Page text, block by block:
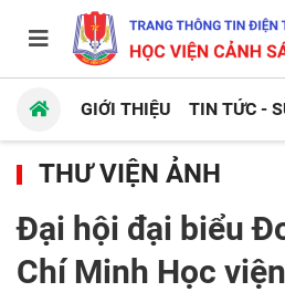
GIỚI THIỆU TIN TỨC -
THƯ VIỆN ẢNH
Đại hội đại biểu
Chí Minh Học